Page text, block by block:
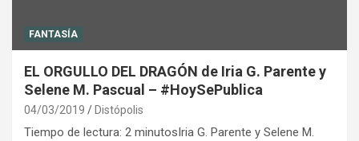
FANTASÍA
EL ORGULLO DEL DRAGÓN de Iria G. Parente y
Selene M. Pascual – #HoySePublica
04/03/2019 Distópolis
Tiempo de lectura: 2 minutosIria G. Parente y Selene M.